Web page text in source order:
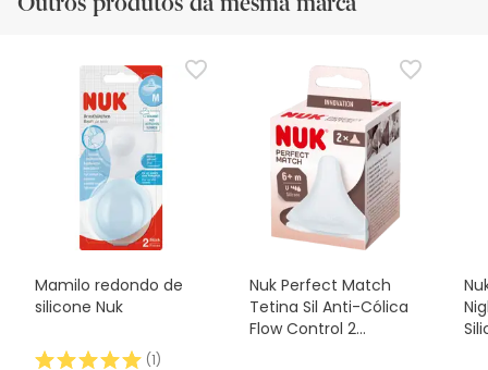
Mamilo redondo de
silicone Nuk
(1)
Nuk Perfect Match
Tetina Sil Anti-Cólica
Flow Control 2